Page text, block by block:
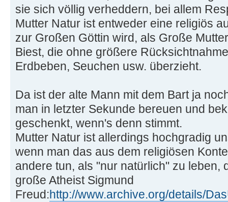
sie sich völlig verheddern, bei allem
Mutter Natur ist entweder eine religiös
zur Großen Göttin wird, als Große
Biest, die ohne größere
Erdbeben, Seuchen usw. überzieht.
Da ist der alte Mann mit dem Bart ja
man in letzter Sekunde bereuen und
geschenkt, wenn's denn stimmt.
Mutter Natur ist allerdings hochgradig
wenn man das aus dem religiösen
andere tun, als "nur natürlich" zu leben,
große Atheist Sigmund
Freud:http://www.archive.org/details/